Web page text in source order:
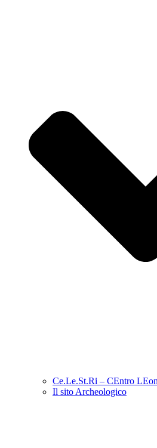
Ce.Le.St.Ri – CEntro
Il sito Archeologico